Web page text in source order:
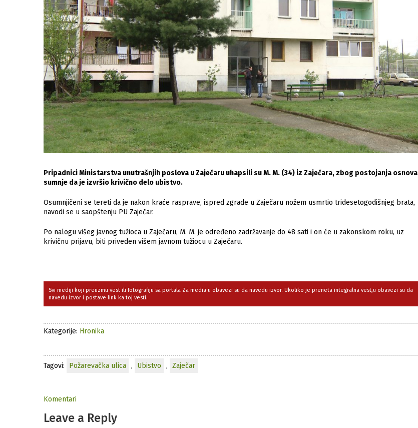
Pripadnici Ministarstva unutrašnjih poslova u Zaječaru uhapsili su M. M. (34) iz Zaječara, zbog postojanja osnova
sumnje da je izvršio krivično delo ubistvo.
Osumnjičeni se tereti da je nakon kraće rasprave, ispred zgrade u Zaječaru nožem usmrtio tridesetogodišnjeg brata,
navodi se u saopštenju PU Zaječar.
Po nalogu višeg javnog tužioca u Zaječaru, M. M. je određeno zadržavanje do 48 sati i on će u zakonskom roku, uz
krivičnu prijavu, biti priveden višem javnom tužiocu u Zaječaru.
Svi mediji koji preuzmu vest ili fotografiju sa portala Za media u obavezi su da navedu izvor. Ukoliko je preneta integralna vest,u obavezi su da
navedu izvor i postave link ka toj vesti.
Kategorije: Hronika
Tagovi: Požarevačka ulica , Ubistvo , Zaječar
Komentari
Leave a Reply